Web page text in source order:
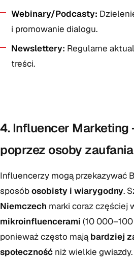
Webinary/Podcasty:
i promowanie dialogu.
Newslettery: Regularne
treści.
4. Influencer Marketing
poprzez osoby zaufania
Influencerzy mogą przekazywać
sposóbosobisty i wiarygodny.
Niemczech marki coraz częściej
mikroinfluencerami (10
ponieważ często mają bardziej
społeczność niż wielkie gwiazdy.